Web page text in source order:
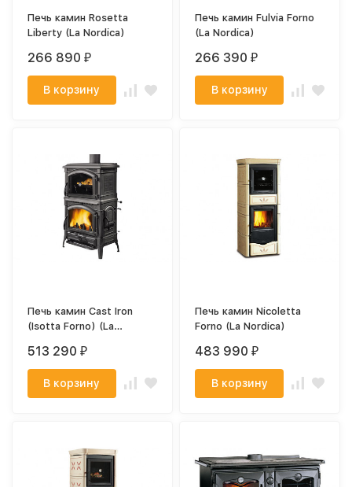
Печь камин Rosetta
Liberty (La Nordica)
266 890₽
В корзину
Печь камин Fulvia Forno
(La Nordica)
266 390₽
В корзину
Печь камин Cast Iron
(Isotta Forno) (La
513 290₽
В корзину
Печь камин Nicoletta
Forno (La Nordica)
483 990₽
В корзину